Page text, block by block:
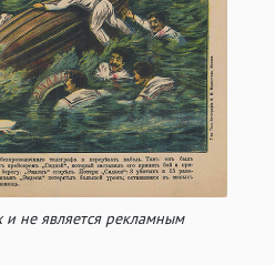
и не является рекламным